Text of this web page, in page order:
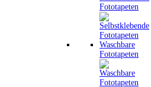
Fototapeten
Waschbare
Fototapeten